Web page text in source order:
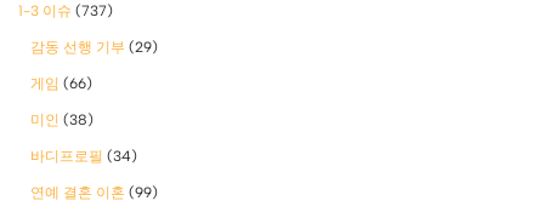
1-3 이슈 (737)
감동 선행 기부 (29)
게임 (66)
미인 (38)
바디프로필 (34)
연예 결혼 이혼 (99)